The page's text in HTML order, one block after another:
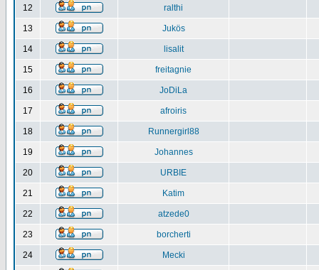
12 ralthi
13 Jukös
14 lisalit
15 freitagnie
16 JoDiLa
17 afroiris
18 Runnergirl88
19 Johannes
20 URBIE
21 Katim
22 atzede0
23 borcherti
24 Mecki